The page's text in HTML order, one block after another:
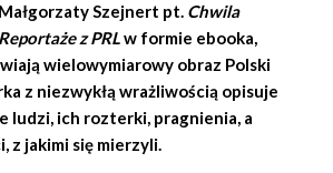
Małgorzaty Szejnert pt. Chwila
z PRLw formie ebooka,
wielowymiarowy obraz Polski
z niezwykłą wrażliwością opisuje
ludzi, ich rozterki, pragnienia, a
z jakimi się mierzyli.